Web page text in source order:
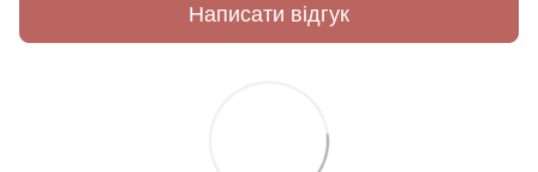
Написати відгук